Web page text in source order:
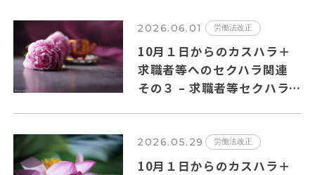
2026.06.01 労働法改正
10月１日からのカスハラ＋
求職者等へのセクハラ関連
その３ – 求職者等セクハラ
2026.05.29 労働法改正
10月１日からのカスハラ＋